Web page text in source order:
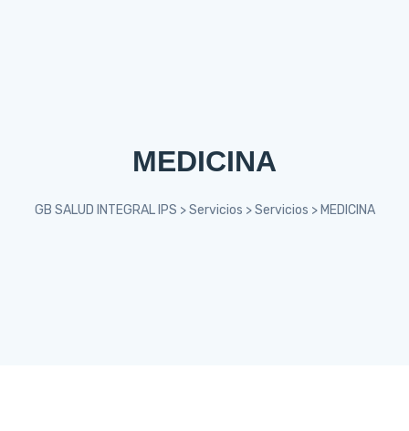
MEDICINA
GB SALUD INTEGRAL IPS >Servicios >Servicios > MEDICINA